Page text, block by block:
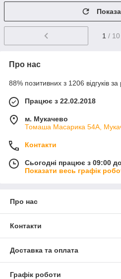
1 / 10
Про нас
88% позитивних з 1206 відгуків за
Працює з 22.02.2018
м. Мукачево
Томаша Масарика 54А,
Контакти
Сьогодні працює з 09:00
Показати весь графік
Про нас
Контакти
Доставка та оплата
Графік роботи